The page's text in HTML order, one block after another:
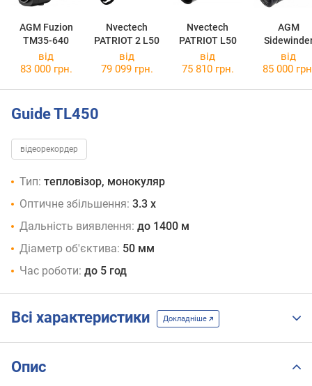
AGM Fuzion
TM35-640
Nvectech
PATRIOT 2 L50
Nvectech
PATRIOT L50
AGM
TM35-640
від
83 000 грн.
від
79 099 грн.
від
75 810 грн.
від
85 000
Guide TL450
відеорекордер
Тип: тепловізор, монокуляр
Оптичне збільшення: 3.3 x
Дальність виявлення: до 1400 м
Діаметр об'єктива: 50 мм
Час роботи: до 5 год
Всі характеристики Докладніше
Опис